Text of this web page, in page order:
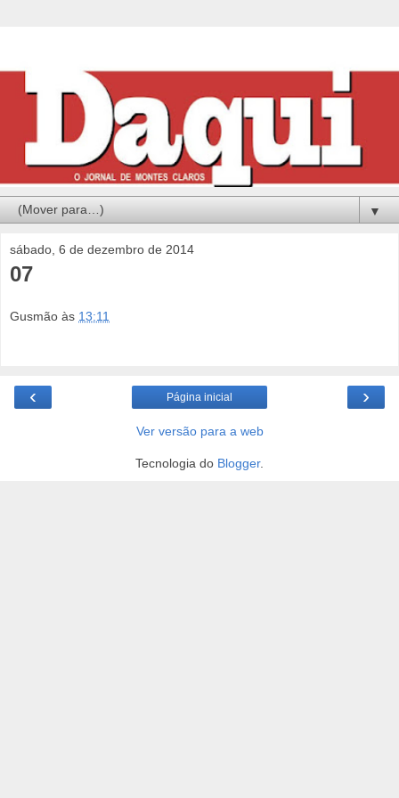
▼
sábado, 6 de dezembro de 2014
07
Gusmão às 13:11
‹ ›
Página inicial
Ver versão para a web
Tecnologia do Blogger.